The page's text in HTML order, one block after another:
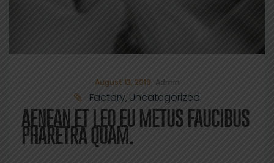
August 13, 2019 Admin
Factory, Uncategorized
AENEAN ET LEO EU METUS FAUCIBUS
PHARETRA QUAM.